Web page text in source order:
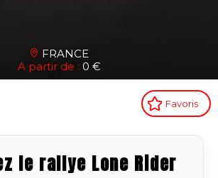
FRANCE
A partir de : 0 €
Favoris
le rallye Lone Rider